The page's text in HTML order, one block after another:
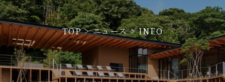
TOP>ニュース>INFO